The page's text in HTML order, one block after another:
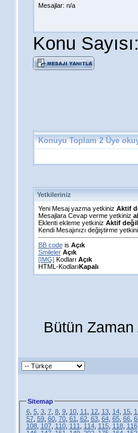
Mesajlar: n/a
Konu
Konuyu Toplam 2 Üye
Yetkileriniz
Yeni Mesaj yazma yetkiniz Aktif
Mesajlara Cevap verme yetkiniz
Eklenti ekleme yetkiniz Aktif değil
Kendi Mesajınızı değiştirme
BB codeis Açık
Smileler Açık
[IMG]Kodları Açık
HTML-KodlarıKapalı
Bütün
Sitemap
6, 5, 3, 7, 8, 9, 10, 11 12, 13, 14, 15,
57, 59, 60, 70, 61 62, 63, 64, 65, 66,
108, 107, 110, 111 114, 115, 118, 116,